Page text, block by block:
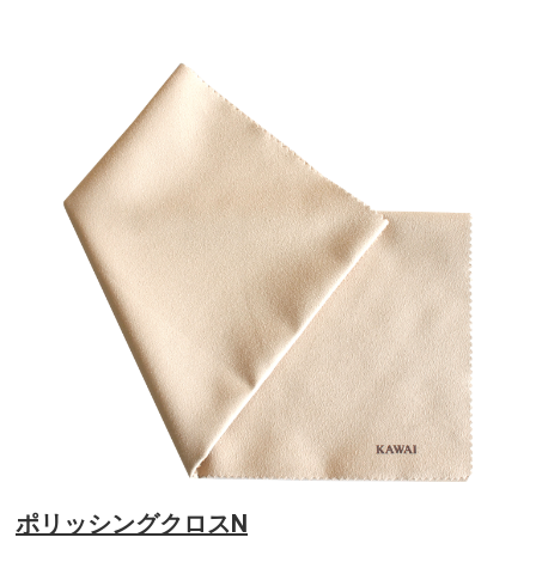
ポリッシングクロスN